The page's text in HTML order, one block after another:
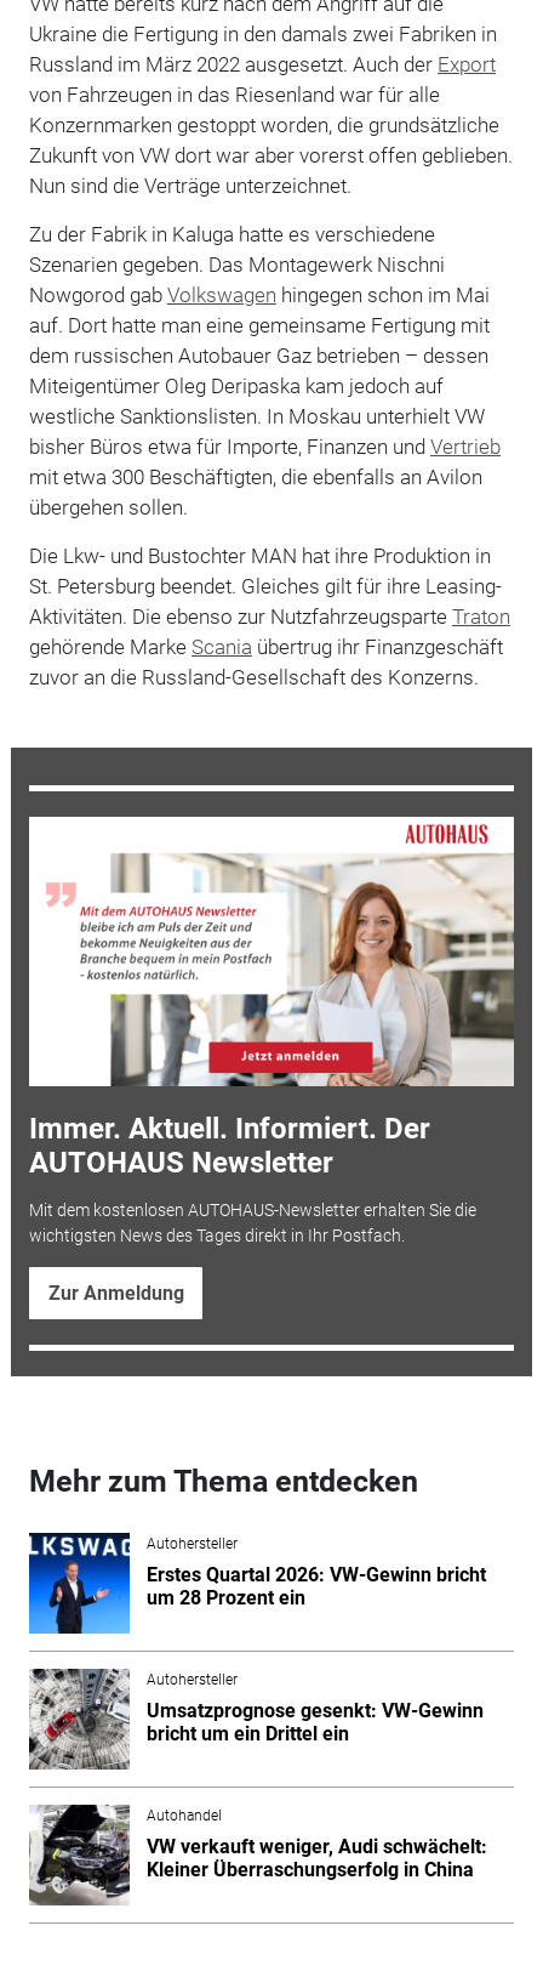
Ukraine die Fertigung in den damals zwei Fabriken in
Russland im März 2022 ausgesetzt. Auch der Export
von Fahrzeugen in das Riesenland war für alle
Konzernmarken gestoppt worden, die grundsätzliche
Zukunft von VW dort war aber vorerst offen geblieben.
Nun sind die Verträge unterzeichnet.
Zu der Fabrik in Kaluga hatte es verschiedene
Szenarien gegeben. Das Montagewerk Nischni
Nowgorod gab Volkswagen hingegen schon im Mai
auf. Dort hatte man eine gemeinsame Fertigung mit
dem russischen Autobauer Gaz betrieben – dessen
Miteigentümer Oleg Deripaska kam jedoch auf
westliche Sanktionslisten. In Moskau unterhielt VW
bisher Büros etwa für Importe, Finanzen und Vertrieb
mit etwa 300 Beschäftigten, die ebenfalls an Avilon
übergehen sollen.
Die Lkw- und Bustochter MAN hat ihre Produktion in
St. Petersburg beendet. Gleiches gilt für ihre Leasing-
Aktivitäten. Die ebenso zur Nutzfahrzeugsparte Traton
gehörende Marke Scania übertrug ihr Finanzgeschäft
zuvor an die Russland-Gesellschaft des Konzerns.
Immer. Aktuell. Informiert. Der
AUTOHAUS Newsletter
Mit dem kostenlosen AUTOHAUS-Newsletter erhalten Sie die
wichtigsten News des Tages direkt in Ihr Postfach.
Zur Anmeldung
Mehr zum Thema entdecken
Autohersteller
Erstes Quartal 2026: VW-Gewinn bricht
um 28 Prozent ein
Autohersteller
Umsatzprognose gesenkt: VW-Gewinn
bricht um ein Drittel ein
Autohandel
VW verkauft weniger, Audi schwächelt:
Kleiner Überraschungserfolg in China